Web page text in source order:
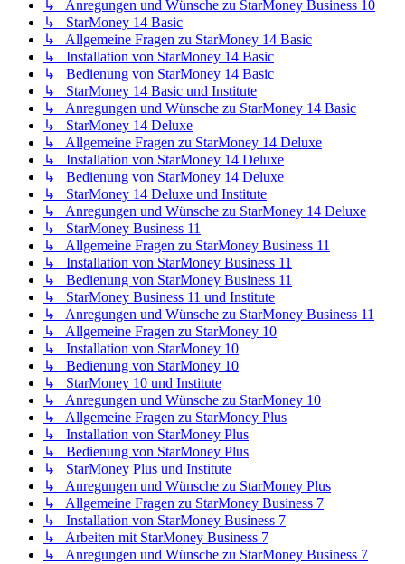
↳ Anregungen und Wünsche zu StarMoney Business 10
↳ StarMoney 14 Basic
↳ Allgemeine Fragen zu StarMoney 14 Basic
↳ Installation von StarMoney 14 Basic
↳ Bedienung von StarMoney 14 Basic
↳ StarMoney 14 Basic und Institute
↳ Anregungen und Wünsche zu StarMoney 14 Basic
↳ StarMoney 14 Deluxe
↳ Allgemeine Fragen zu StarMoney 14 Deluxe
↳ Installation von StarMoney 14 Deluxe
↳ Bedienung von StarMoney 14 Deluxe
↳ StarMoney 14 Deluxe und Institute
↳ Anregungen und Wünsche zu StarMoney 14 Deluxe
↳ StarMoney Business 11
↳ Allgemeine Fragen zu StarMoney Business 11
↳ Installation von StarMoney Business 11
↳ Bedienung von StarMoney Business 11
↳ StarMoney Business 11 und Institute
↳ Anregungen und Wünsche zu StarMoney Business 11
↳ Allgemeine Fragen zu StarMoney 10
↳ Installation von StarMoney 10
↳ Bedienung von StarMoney 10
↳ StarMoney 10 und Institute
↳ Anregungen und Wünsche zu StarMoney 10
↳ Allgemeine Fragen zu StarMoney Plus
↳ Installation von StarMoney Plus
↳ Bedienung von StarMoney Plus
↳ StarMoney Plus und Institute
↳ Anregungen und Wünsche zu StarMoney Plus
↳ Allgemeine Fragen zu StarMoney Business 7
↳ Installation von StarMoney Business 7
↳ Arbeiten mit StarMoney Business 7
↳ Anregungen und Wünsche zu StarMoney Business 7